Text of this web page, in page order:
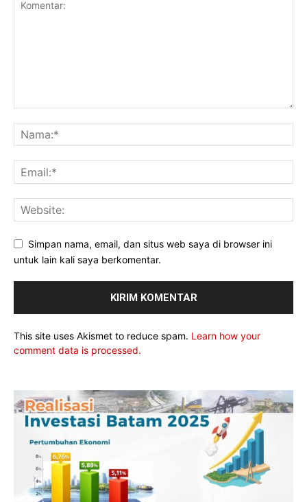
Simpan nama, email, dan situs web saya di browser ini
untuk lain kali saya berkomentar.
This site uses Akismet to reduce spam. Learn how your
comment data is processed.